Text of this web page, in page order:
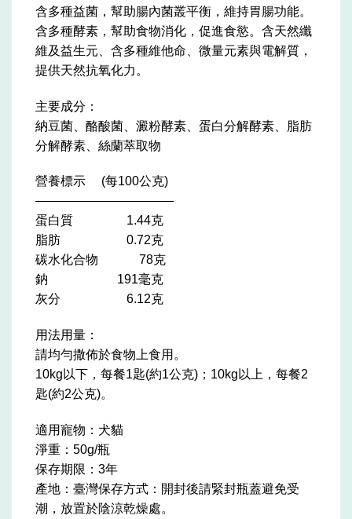
含多種益菌，幫助腸內菌叢平衡，維持胃腸功能。
含多種酵素，幫助食物消化，促進食慾。含天然纖
維及益生元、含多種維他命、微量元素與電解質，
提供天然抗氧化力。
主要成分：
納豆菌、酪酸菌、澱粉酵素、蛋白分解酵素、脂肪
分解酵素、絲蘭萃取物
營養標示 (每100公克)
———————————
蛋白質 1.44克
脂肪 0.72克
碳水化合物 78克
鈉 191毫克
灰分 6.12克
用法用量：
請均勻撒佈於食物上食用。
10kg以下，每餐1匙(約1公克)；10kg以上，每餐2
匙(約2公克)。
適用寵物：犬貓
淨重：50g/瓶
保存期限：3年
產地：臺灣保存方式：開封後請緊封瓶蓋避免受
潮，放置於陰涼乾燥處。